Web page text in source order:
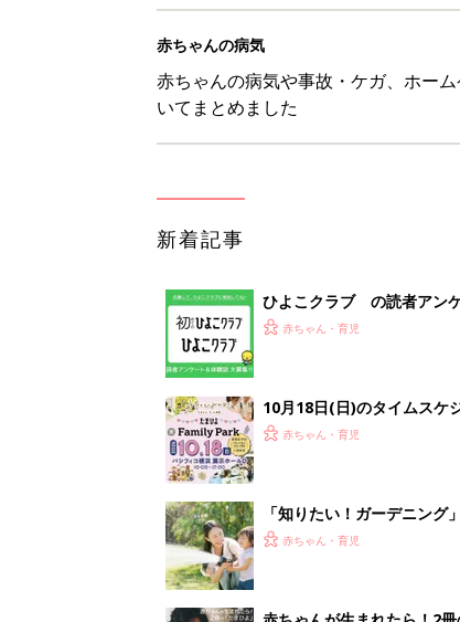
10月18日(日)のタイムスケ
赤ちゃん・育児
「知りたい！ガーデニング
<